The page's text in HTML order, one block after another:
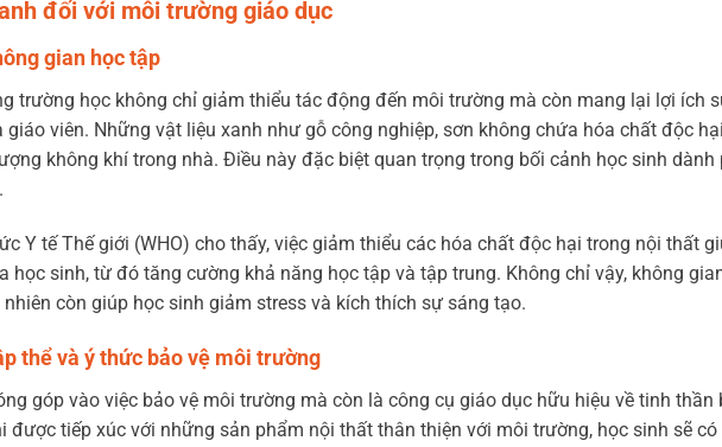
đối với môi trường giáo dục
gian học tập
trường học không chỉ giảm thiểu tác động đến môi trường mà còn mang lại lợi ích
giáo viên. Những vật liệu xanh như gỗ công nghiệp, sơn không chứa hóa chất độc hại
không khí trong nhà. Điều này đặc biệt quan trọng trong bối cảnh học sinh dành
Y tế Thế giới (WHO) cho thấy, việc giảm thiểu các hóa chất độc hại trong nội thất
học sinh, từ đó tăng cường khả năng học tập và tập trung. Không chỉ vậy, không
còn giúp học sinh giảm stress và kích thích sự sáng tạo.
thể và ý thức bảo vệ môi trường
góp vào việc bảo vệ môi trường mà còn là công cụ giáo dục hữu hiệu về tinh thần
được tiếp xúc với những sản phẩm nội thất thân thiện với môi trường, học sinh sẽ có